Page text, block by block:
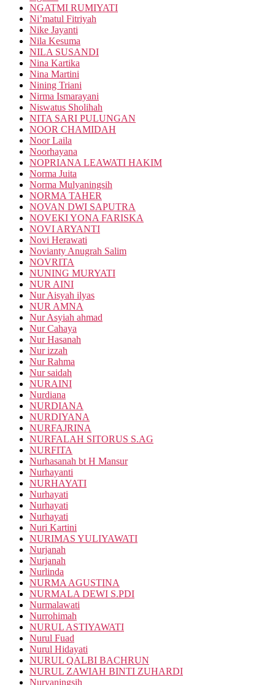
NGATMI RUMIYATI
Ni’matul Fitriyah
Nike Jayanti
Nila Kesuma
NILA SUSANDI
Nina Kartika
Nina Martini
Nining Triani
Nirma Ismarayani
Niswatus Sholihah
NITA SARI PULUNGAN
NOOR CHAMIDAH
Noor Laila
Noorhayana
NOPRIANA LEAWATI HAKIM
Norma Juita
Norma Mulyaningsih
NORMA TAHER
NOVAN DWI SAPUTRA
NOVEKI YONA FARISKA
NOVI ARYANTI
Novi Herawati
Novianty Anugrah Salim
NOVRITA
NUNING MURYATI
NUR AINI
Nur Aisyah ilyas
NUR AMNA
Nur Asyiah ahmad
Nur Cahaya
Nur Hasanah
Nur izzah
Nur Rahma
Nur saidah
NURAINI
Nurdiana
NURDIANA
NURDIYANA
NURFAJRINA
NURFALAH SITORUS S.AG
NURFITA
Nurhasanah bt H Mansur
Nurhayanti
NURHAYATI
Nurhayati
Nurhayati
Nurhayati
Nuri Kartini
NURIMAS YULIYAWATI
Nurjanah
Nurjanah
Nurlinda
NURMA AGUSTINA
NURMALA DEWI S.PDI
Nurmalawati
Nurrohimah
NURUL ASTIYAWATI
Nurul Fuad
Nurul Hidayati
NURUL QALBI BACHRUN
NURUL ZAWIAH BINTI ZUHARDI
Nuryaningsih